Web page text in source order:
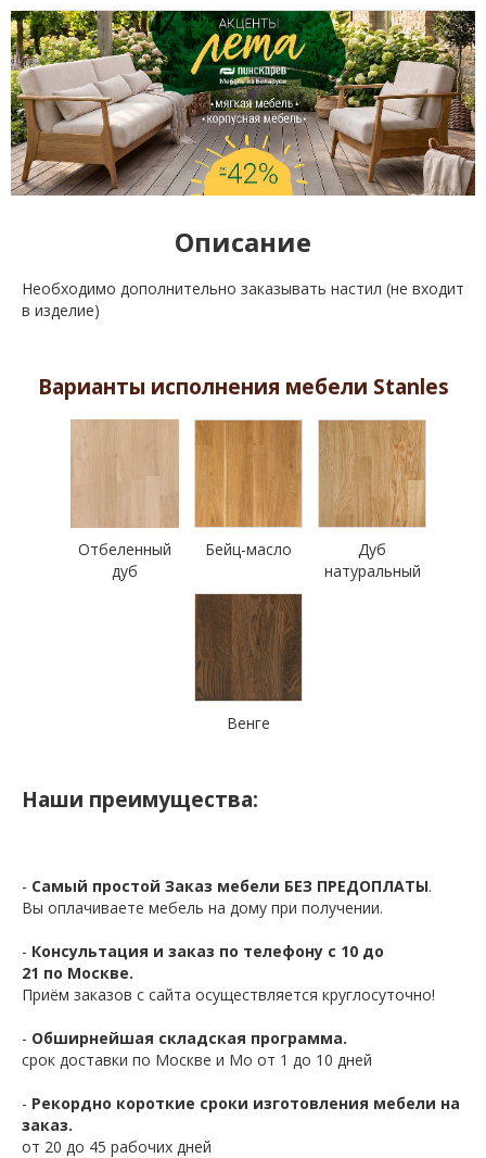
Описание
Необходимо дополнительно заказывать настил (не входит
в изделие)
Варианты исполнения мебели Stanles
Отбеленный
дуб
Бейц-масло
Дуб
натуральный
Венге
Наши преимущества:
- Самый простой Заказ мебели БЕЗ ПРЕДОПЛАТЫ.
Вы оплачиваете мебель на дому при получении.
- Консультация и заказ по телефону с 10 до
21 по Москве.
Приём заказов с сайта осуществляется круглосуточно!
- Обширнейшая складская программа.
срок доставки по Москве и Мо от 1 до 10 дней
- Рекордно короткие сроки изготовления мебели на
заказ.
от 20 до 45 рабочих дней